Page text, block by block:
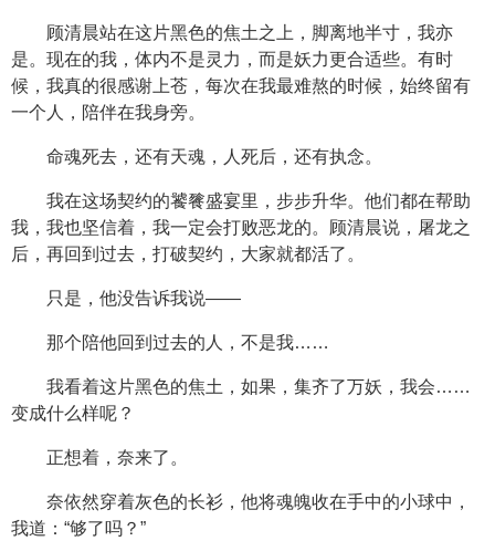
顾清晨站在这片黑色的焦土之上，脚离地半寸，我亦
是。现在的我，体内不是灵力，而是妖力更合适些。有时
候，我真的很感谢上苍，每次在我最难熬的时候，始终留有
一个人，陪伴在我身旁。
命魂死去，还有天魂，人死后，还有执念。
我在这场契约的饕餮盛宴里，步步升华。他们都在帮助
我，我也坚信着，我一定会打败恶龙的。顾清晨说，屠龙之
后，再回到过去，打破契约，大家就都活了。
只是，他没告诉我说——
那个陪他回到过去的人，不是我……
我看着这片黑色的焦土，如果，集齐了万妖，我会……
变成什么样呢？
正想着，奈来了。
奈依然穿着灰色的长衫，他将魂魄收在手中的小球中，
我道：“够了吗？”